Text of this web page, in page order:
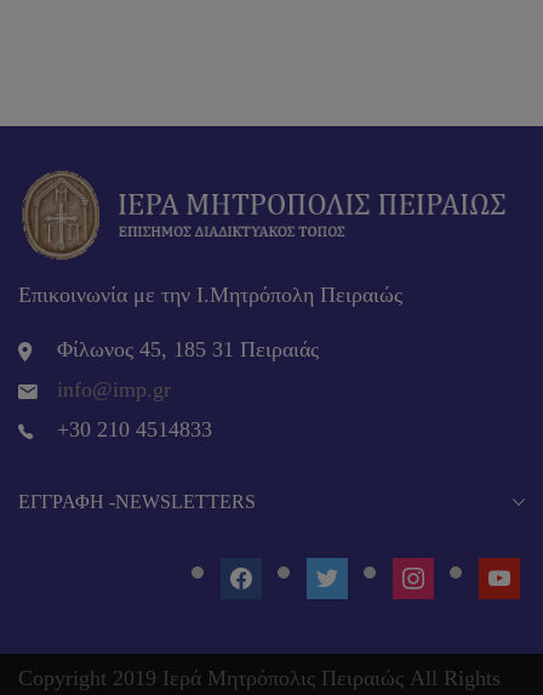
Επικοινωνία με την Ι.Μητρόπολη Πειραιώς
Φίλωνος 45, 185 31 Πειραιάς
info@imp.gr
+30 210 4514833
EΓΓΡΑΦΉ -NEWSLETTERS
FACEBOOKTWITTER INSTAGRAM
Copyright 2019 Ιερά Μητρόπολις Πειραιώς All Rights